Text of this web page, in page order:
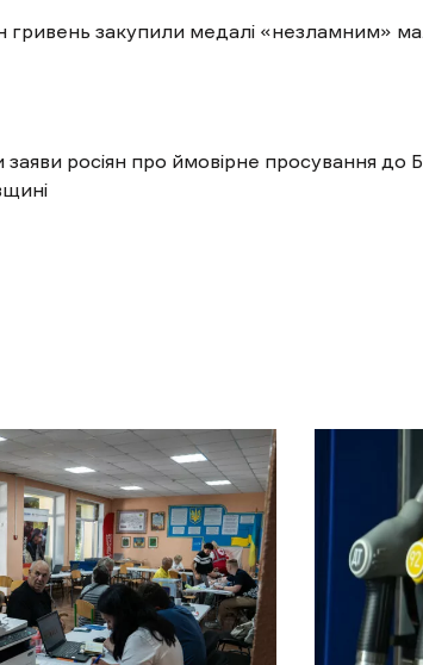
гривень закупили медалі «незламним»
росіян про ймовірне просування до